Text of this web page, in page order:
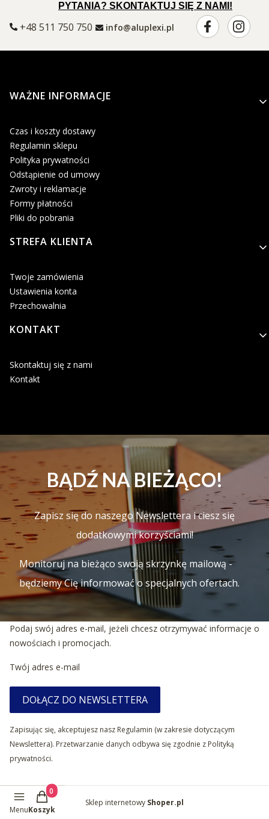
PYTANIA? SKONTAKTUJ SIĘ Z NAMI!
+48 511 750 750 info@aluplexi.pl
Linki w stopce
WAŻNE INFORMACJE
Czas i koszty dostawy
Regulamin sklepu
Polityka prywatności
Odstąpienie od umowy
Zwroty i reklamacje
Formy płatności
Pliki do pobrania
STREFA KLIENTA
Twoje zamówienia
Ustawienia konta
Przechowalnia
KONTAKT
Skontaktuj się z nami
Kontakt
BĄDŹ NA BIEŻĄCO!
Zapisz się do naszego Newslettera i ciesz się
dodatkowymi korzyściami!
Monitoruj na bieżąco swoją skrzynkę mailową -
będziemy Cię informować o specjalnych ofertach.
Podaj swój adres e-mail, jeżeli chcesz otrzymywać informacje o
nowościach i promocjach.
Twój adres e-mail
DOŁĄCZ DO NEWSLETTERA
Zapisując się, akceptujesz nasz Regulamin (w zakresie dotyczącym
Newslettera). Przetwarzanie danych odbywa się zgodnie z Polityką
prywatności.
Sklep internetowy Shoper.pl
Menu
Produkty w koszyku: 0. Zobacz szczegóły
Koszyk